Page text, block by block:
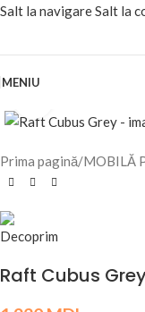
Salt la navigareSalt la
MENIU
Prima pagină/MOBILĂ
Raft Cubus